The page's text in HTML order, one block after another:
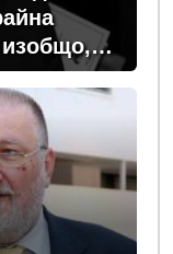
изобщо,
с него